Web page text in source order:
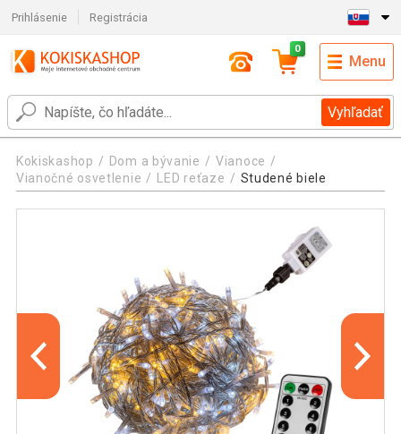
Prihlásenie Registrácia
Vyhľadať
0
Menu
Kokiskashop Dom a bývanie
Vianoce
Vianočné osvetlenie
LED reťaze Studené biele